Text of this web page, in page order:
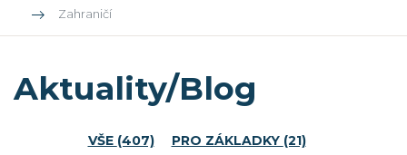
Zahraničí
Aktuality/Blog
VŠE (407) PRO ZÁKLADKY (21)